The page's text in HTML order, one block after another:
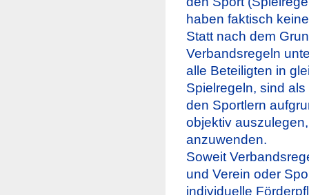
haben faktisch
Statt nach dem
Verbandsregeln
alle Beteiligten in
Spielregeln, sind
den Sportlern
objektiv
anzuwenden.
Soweit
und Verein oder
individuelle